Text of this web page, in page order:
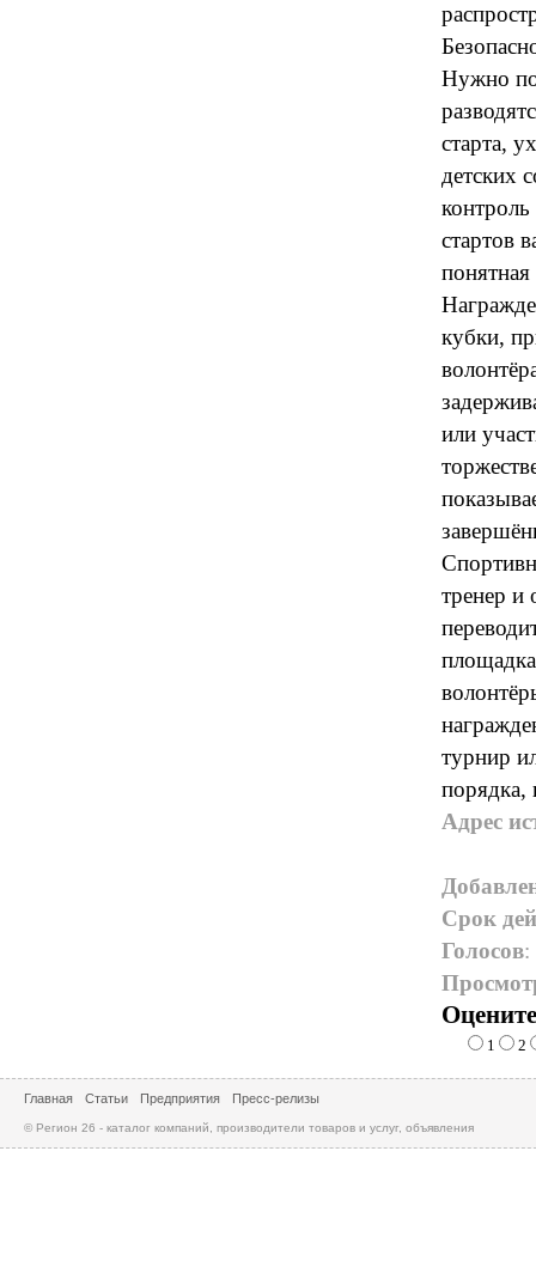
Нужно
старта,
детских
стартов
понятная
кубки,
или
тренер и
турнир
порядка,
Адрес
Срок
Голосов:
1 2
Главная Статьи Предприятия Пресс-релизы
© Регион 26 - каталог компаний, производители товаров и услуг, объявления